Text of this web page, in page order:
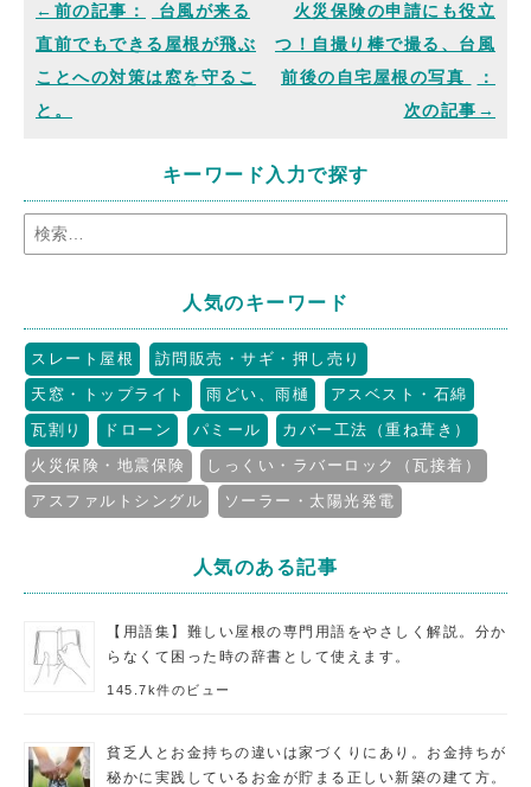
台風が来る
直前でもできる屋根が飛ぶ
ことへの対策は窓を守るこ
と。
火災保険の申請にも役立
つ！自撮り棒で撮る、台風
前後の自宅屋根の写真
キーワード入力で探す
人気のキーワード
スレート屋根
訪問販売・サギ・押し売り
天窓・トップライト
雨どい、雨樋
アスベスト・石綿
瓦割り
ドローン パミール
カバー工法（重ね葺き）
火災保険・地震保険
しっくい・ラバーロック（瓦接着）
アスファルトシングル
ソーラー・太陽光発電
人気のある記事
【用語集】難しい屋根の専門用語をやさしく解説。分か
らなくて困った時の辞書として使えます。
145.7k件のビュー
貧乏人とお金持ちの違いは家づくりにあり。お金持ちが
秘かに実践しているお金が貯まる正しい新築の建て方。